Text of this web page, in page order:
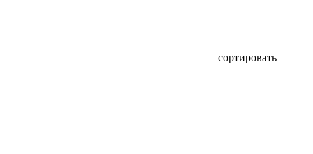
сортировать